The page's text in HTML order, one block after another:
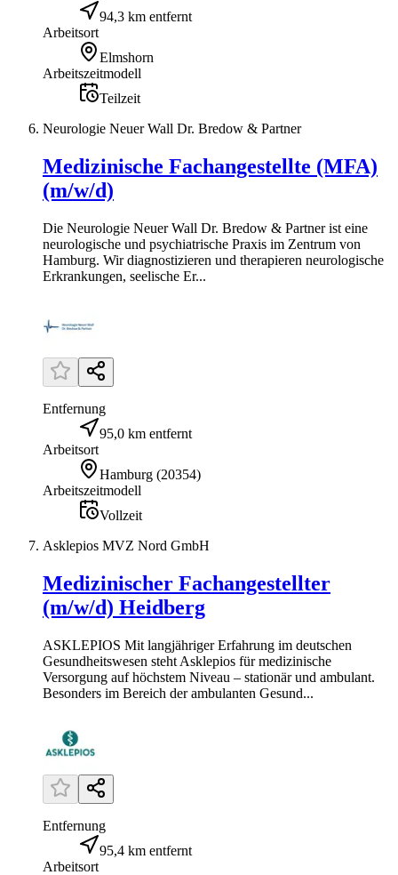
94,3 km entfernt
Arbeitsort
Elmshorn
Arbeitszeitmodell
Teilzeit
Neurologie Neuer Wall Dr. Bredow & Partner
Medizinische Fachangestellte (MFA)
(m/w/d)
Die Neurologie Neuer Wall Dr. Bredow & Partner ist eine
neurologische und psychiatrische Praxis im Zentrum von
Hamburg. Wir diagnostizieren und therapieren neurologische
Erkrankungen, seelische Er...
Entfernung
95,0 km entfernt
Arbeitsort
Hamburg (20354)
Arbeitszeitmodell
Vollzeit
Asklepios MVZ Nord GmbH
Medizinischer Fachangestellter
(m/w/d) Heidberg
ASKLEPIOS Mit langjähriger Erfahrung im deutschen
Gesundheitswesen steht Asklepios für medizinische
Versorgung auf höchstem Niveau – stationär und ambulant.
Besonders im Bereich der ambulanten Gesund...
Entfernung
95,4 km entfernt
Arbeitsort